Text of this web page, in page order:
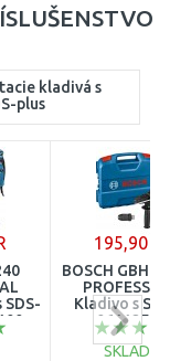
kladivá s
plus
195,90
BOSCH GBH
Kladivo s